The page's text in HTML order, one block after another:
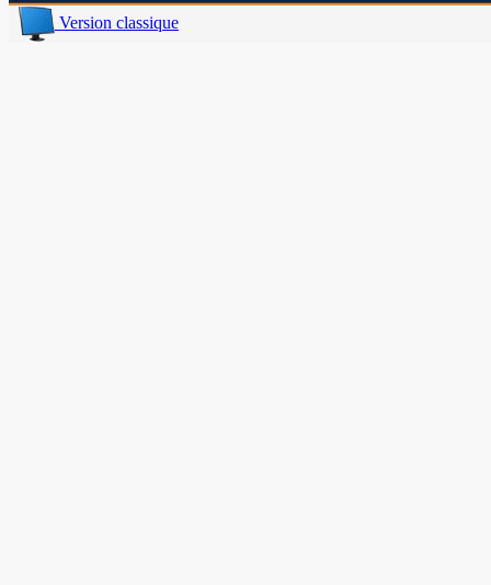
Version classique